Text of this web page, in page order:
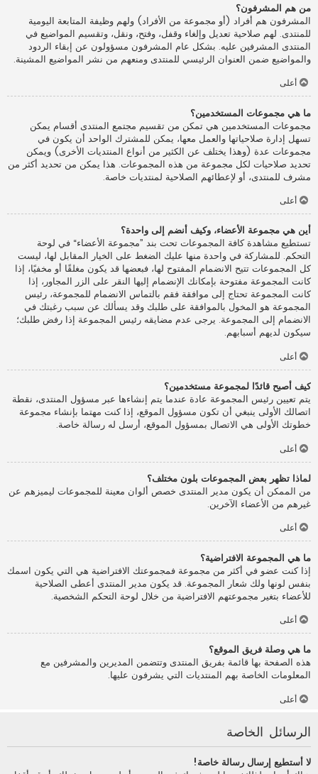
من هم المشرفون؟
المشرفون هم أفراد (أو مجموعة من الأفراد) ولهم وظيفة المتابعة اليومية
للمنتدى. لهم صلاحية تعديل وإلغاء وقفل، وفتح، ونقل، وتقسيم المواضيع في
المنتدى المشرفين عليه. بشكل عام المشرفون مسؤولون عن إبقاء الردود
والمواضيع ضمن العنوان الرئيسي للمنتدى ومنعهم من نشر المواضيع المشينة.
أعلى
ما هي مجموعات المستخدمين؟
مجموعات المستخدمين هي تمكن من تقسيم مجتمع المنتدى أقسام يمكن
تسهل إدارة صلاحياتها والعمل معها، يمكن للمشترك الواحد أن يكون في
مجموعات عدة (وهذا يختلف عن الكثير من أنواع المنتديات الأخرى) ويمكن
تحديد صلاحيات لكل مجموعة من هذه المجموعات. هذا يمكن من تحديد أكثر من
مشرف للمنتدى، أو لإعطائهم الصلاحية لمنتديات خاصة.
أعلى
أين هي مجموعة الأعضاء، وكيف أنضم إلى واحدة؟
تستطيع مشاهدة كافة المجموعات تحت بند ”مجموعة الأعضاء“ في لوحة
التحكم. للمشاركة في واحدة منها عليك الضغط على الخيار المقابل لها، ليست
كل المجموعات تتيح الانضمام المفتوح لها، فبعضها قد يكون مغلقًا أو مخفيًا، إذا
كانت المجموعة مفتوحة بإمكانك الإنضمام إليها النقر على الزر المجاور، إذا
كانت المجموعة تحتاج إلى موافقة فقم بالتماس الانضمام للمجموعة، رئيس
المجموعة هو المخول بالموافقة على طلبك وقد يسألك عن سبب رغبتك في
الانضمام إلى المجموعة. يرجى عدم مضايقه رئيس المجموعة إذا رفض طلبك؛
سيكون لديهم أسبابهم.
أعلى
كيف أصبح قائدًا لمجموعة مستخدمين؟
يتم تعيين رئيس المجموعة عادة عندما يتم إنشاءها عبر مسؤول المنتدى، نقطة
اتصالك الأولى ينبغي أن تكون مسؤول الموقع، إذا كنت مهتما بإنشاء مجموعة
خطوتك الأولى هي الاتصال بمسؤول الموقع، أرسل له رسالة خاصة.
أعلى
لماذا تظهر بعض المجموعات بلون مختلف؟
من الممكن أن يكون مدير المنتدى خصص ألوان معينة للمجموعات ليميزهم عن
غيرهم من الأعضاء الآخرين.
أعلى
ما هي المجموعة الافتراضية؟
إذا كنت عضو في أكثر من مجموعة فمجموعتك الافتراضية هي التي يكون اسمك
بنفس لونها ولك شعار المجموعة. قد يكون مدير المنتدى أعطى الصلاحية
للأعضاء بتغير مجموعتهم الافتراضية من خلال لوحة التحكم الشخصية.
أعلى
ما هي وصلة فريق الموقع؟
هذه الصفحة بها قائمة بفريق المنتدى وتتضمن المديرين والمشرفين مع
المعلومات الخاصة بهم المنتديات التي يشرفون عليها.
أعلى
الرسائل الخاصة
لا أستطيع إرسال رسالة خاصة!